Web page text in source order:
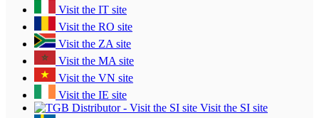
Visit the IT site
Visit the RO site
Visit the ZA site
Visit the MA site
Visit the VN site
Visit the IE site
Visit the SI site